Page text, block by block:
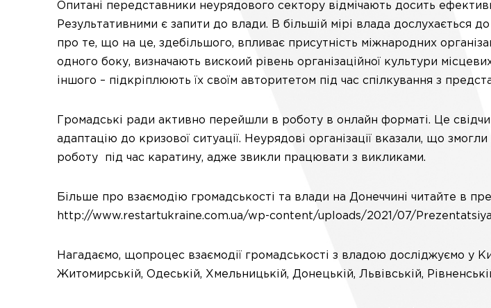
Опитані передставники неурядового сектору відмічають досить
Результативними є запити до влади. В більшій мірі влада дослухається
про те, що на це, здебільшого, впливає присутність міжнародних
одного боку, визначають вискоий рівень організаційної культури
іншого – підкріплюють їх своїм авторитетом під час спілкування з
Громадські ради активно перейшли в роботу в онлайн форматі. Це
адаптацію до кризової ситуації. Неурядові організації вказали, що
роботу під час каратину, адже звикли працювати з викликами.
Більше про взаємодію громадськості та влади на Донеччині читайте в
http://www.restartukraine.com.ua/wp-content/uploads/2021/07/
Нагадаємо, щопроцес взаємодії громадськості з владою досліджуємо у
Житомирській, Одеській, Хмельницькій, Донецькій, Львівській,